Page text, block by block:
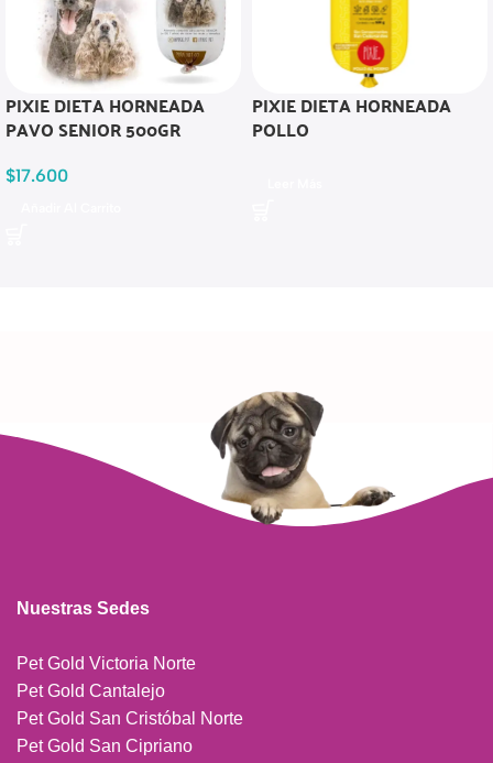
PIXIE DIETA HORNEADA
PAVO SENIOR 500GR
$17.600
PIXIE DIETA HORNEADA
POLLO
Nuestras Sedes
Pet Gold Victoria Norte
Pet Gold Cantalejo
Pet Gold San Cristóbal Norte
Pet Gold San Cipriano